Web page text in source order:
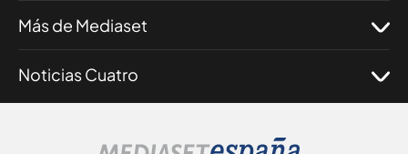
Más de Mediaset
Noticias Cuatro